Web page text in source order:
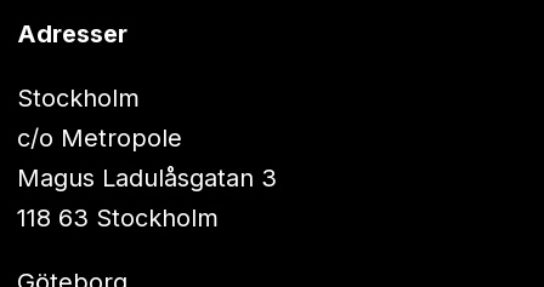
Adresser
Stockholm
c/o Metropole
Magus Ladulåsgatan 3
118 63 Stockholm